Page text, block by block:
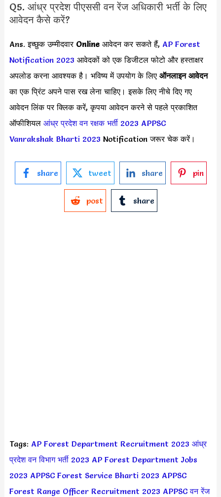
Q5. आंध्र प्रदेश पीएससी वन रेंज अधिकारी भर्ती के लिए
आवेदन कैसे करें?
Ans. इच्छुक उम्मीदवार Online आवेदन कर सकते हैं, AP Forest
Notification 2023 आवेदकों को एक डिजीटल फोटो और हस्ताक्षर
अपलोड करना आवश्यक है। भविष्य में उपयोग के लिए ऑनलाइन आवेदन
का एक प्रिंट अपने पास रख लेना चाहिए। इसके लिए नीचे दिए गए
आवेदन लिंक पर क्लिक करें, कृपया आवेदन करने से पहले प्रकाशित
ऑफीशियल आंध्र प्रदेश वन रक्षक भर्ती 2023 APPSC
Vanrakshak Bharti 2023 Notification जरूर चेक करें।
share tweet share pin
post share
Tags: AP Forest Department Recruitment 2023 आंध्र
प्रदेश वन विभाग भर्ती 2023 AP Forest Department Jobs
2023 APPSC Forest Service Bharti 2023 APPSC
Forest Range Officer Recruitment 2023 APPSC वन रेंज